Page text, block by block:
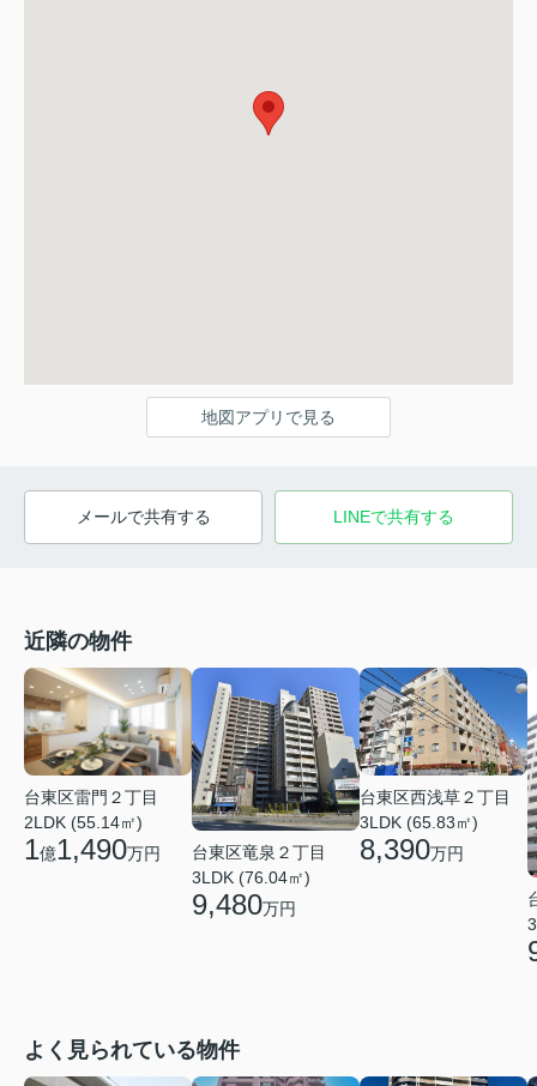
地図アプリで見る
メールで共有する LINEで共有する
近隣の物件
台東区雷門２丁目
2LDK (55.14㎡)
1億1,490万円
台東区竜泉２丁目
3LDK (76.04㎡)
9,480万円
台東区西浅草２丁目
3LDK (65.83㎡)
8,390万円
よく見られている物件